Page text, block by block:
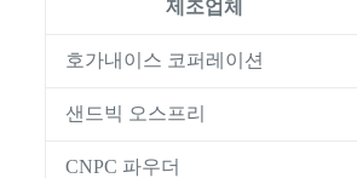
제조업체
호가내이스 코퍼레이션
샌드빅 오스프리
CNPC 파우더